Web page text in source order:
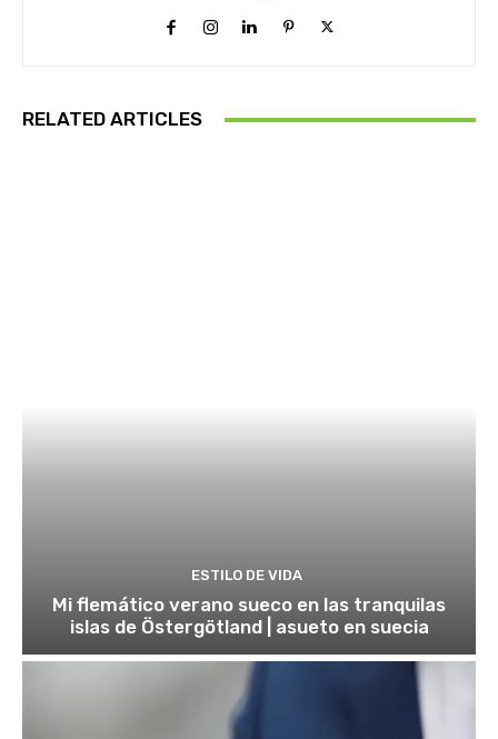
RELATED ARTICLES
ESTILO DE VIDA
Mi flemático verano sueco en las tranquilas
islas de Östergötland | asueto en suecia